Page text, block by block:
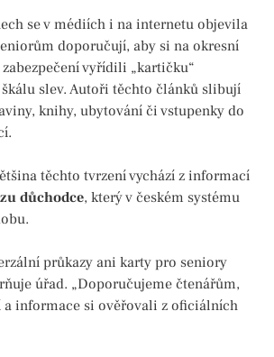
se v médiích i na internetu objevila
doporučují, aby si na okresní
vyřídili „kartičku“
slev. Autoři těchto článků slibují
knihy, ubytování či vstupenky do
těchto tvrzení vychází z informací
důchodce, který v českém systému
průkazy ani karty pro seniory
úřad. „Doporučujeme čtenářům,
informace si ověřovali z oficiálních